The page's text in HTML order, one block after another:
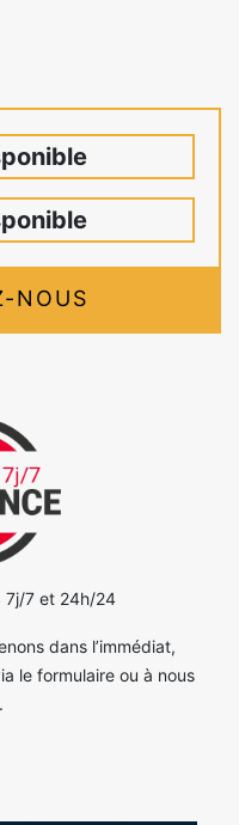
NOUS
7j/7 et 24h/24
dans l’immédiat,
le formulaire ou à nous